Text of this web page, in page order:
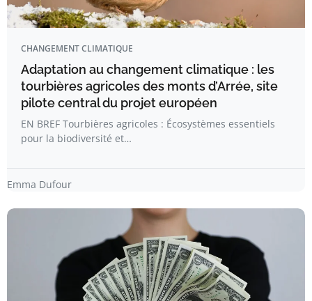
CHANGEMENT CLIMATIQUE
Adaptation au changement climatique : les
tourbières agricoles des monts d’Arrée, site
pilote central du projet européen
EN BREF Tourbières agricoles : Écosystèmes essentiels
pour la biodiversité et…
Emma Dufour